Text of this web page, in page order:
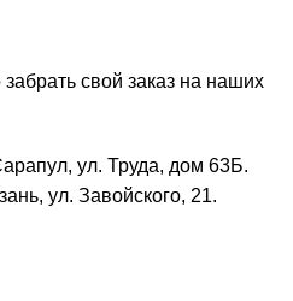
свой заказ на наших
ул. Труда, дом 63Б.
ул. Завойского, 21.